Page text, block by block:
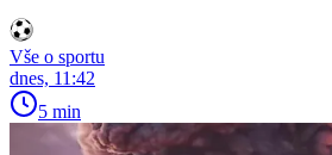
Vše o sportu
dnes, 11:42
5 min